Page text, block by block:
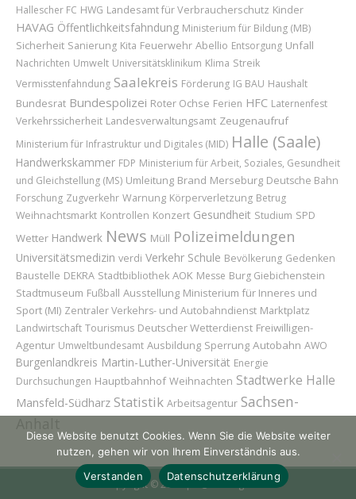
Hallescher FC HWG Landesamt für Verbraucherschutz Kinder
HAVAG Öffentlichkeitsfahndung Ministerium für Bildung (MB)
Sicherheit Sanierung Kita Feuerwehr Abellio Entsorgung Unfall
Nachrichten Umwelt Universitätsklinikum Klima Streik
Vermisstenfahndung Saalekreis Förderung IG BAU Haushalt
Bundesrat Bundespolizei Roter Ochse Ferien HFC Laternenfest
Verkehrssicherheit Landesverwaltungsamt Zeugenaufruf
Ministerium für Infrastruktur und Digitales (MID) Halle (Saale)
Handwerkskammer FDP Ministerium für Arbeit, Soziales, Gesundheit
und Gleichstellung (MS) Umleitung Brand Merseburg Deutsche Bahn
Forschung Zugverkehr Warnung Körperverletzung Betrug
Weihnachtsmarkt Kontrollen Konzert Gesundheit Studium SPD
Wetter Handwerk News Müll Polizeimeldungen
Universitätsmedizin verdi Verkehr Schule Bevölkerung Gedenken
Baustelle DEKRA Stadtbibliothek AOK Messe Burg Giebichenstein
Stadtmuseum Fußball Ausstellung Ministerium für Inneres und
Sport (MI) Zentraler Verkehrs- und Autobahndienst Marktplatz
Landwirtschaft Tourismus Deutscher Wetterdienst Freiwilligen-
Agentur Umweltbundesamt Ausbildung Sperrung Autobahn AWO
Burgenlandkreis Martin-Luther-Universität Energie
Durchsuchungen Hauptbahnhof Weihnachten Stadtwerke Halle
Mansfeld-Südharz Statistik Arbeitsagentur Sachsen-
Copyright © 2026 | H@llAnzeiger
Diese Website benutzt Cookies. Wenn Sie die Website weiter
nutzen, gehen wir von Ihrem Einverständnis aus.
Verstanden
Datenschutzerklärung